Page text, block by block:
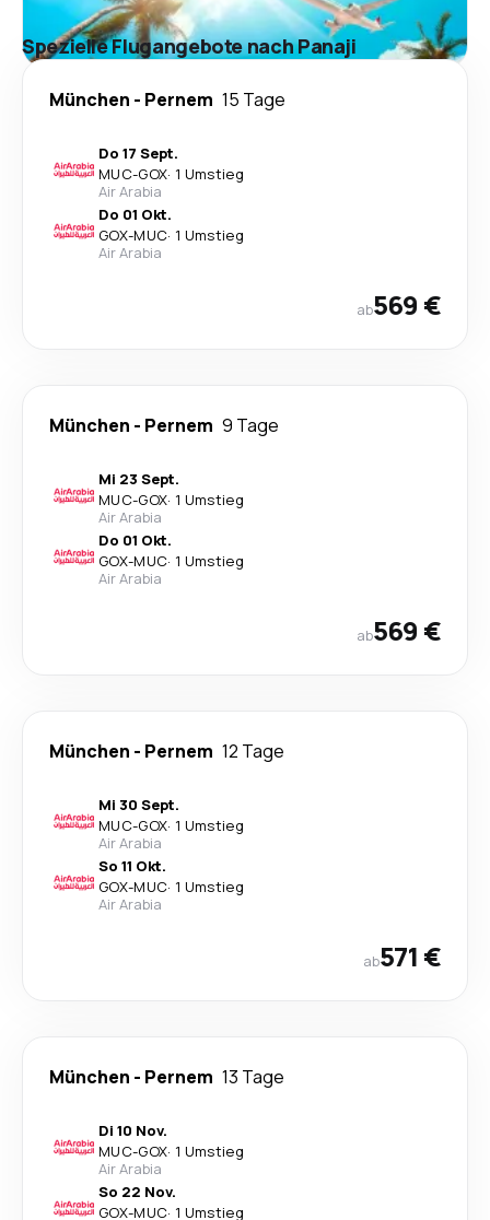
Spezielle Flugangebote nach Panaji
München - Pernem 15 Tage
Do 17 Sept.
MUC-GOX· 1 Umstieg
Air Arabia
Do 01 Okt.
GOX-MUC· 1 Umstieg
Air Arabia
ab569 €
München - Pernem 9 Tage
Mi 23 Sept.
MUC-GOX· 1 Umstieg
Air Arabia
Do 01 Okt.
GOX-MUC· 1 Umstieg
Air Arabia
ab569 €
München - Pernem 12 Tage
Mi 30 Sept.
MUC-GOX· 1 Umstieg
Air Arabia
So 11 Okt.
GOX-MUC· 1 Umstieg
Air Arabia
ab571 €
München - Pernem 13 Tage
Di 10 Nov.
MUC-GOX· 1 Umstieg
Air Arabia
So 22 Nov.
GOX-MUC· 1 Umstieg